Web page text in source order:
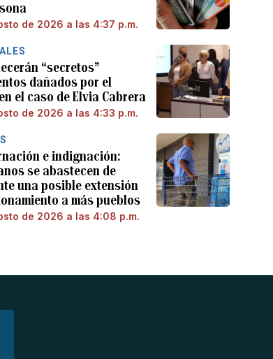
de 2026 a las 4:37 p.m.
“secretos”
dañados por el
el caso de Elvia Cabrera
de 2026 a las 4:33 p.m.
e indignación:
se abastecen de
una posible extensión
a más pueblos
de 2026 a las 4:08 p.m.